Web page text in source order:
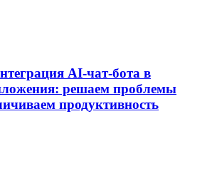
AI-чат-бота в
решаем проблемы
продуктивность